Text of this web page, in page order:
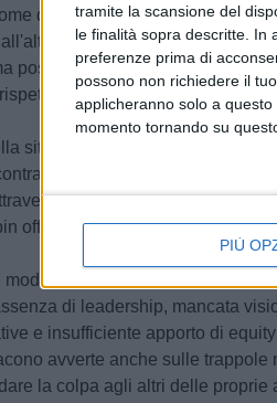
tramite la scansione del
le finalità sopra descritte. In
preferenze prima di
possono non richiedere il
applicheranno solo a
momento tornando su
PIÙ
quinta per capacità di
se si analizzano le
posizione. Un problema
a paesi come Francia e
situazione è stato affrontato
di "Organizzazione e
uno slideshow, ha
off che non riescono ad
modello di business, mancata o
di leadership, mancata
e insufficiente apporto di
avverte anche sulle
la colpa agli altri delle